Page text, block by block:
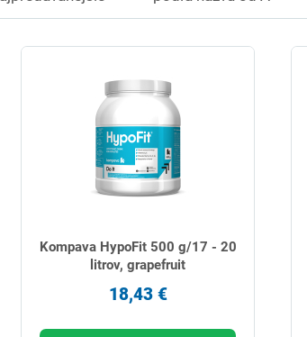
Kompava HypoFit 500 g/17 - 20
litrov, grapefruit
18,43 €